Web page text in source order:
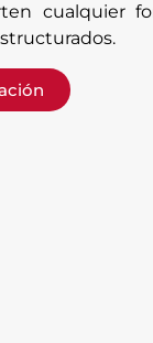
cualquier